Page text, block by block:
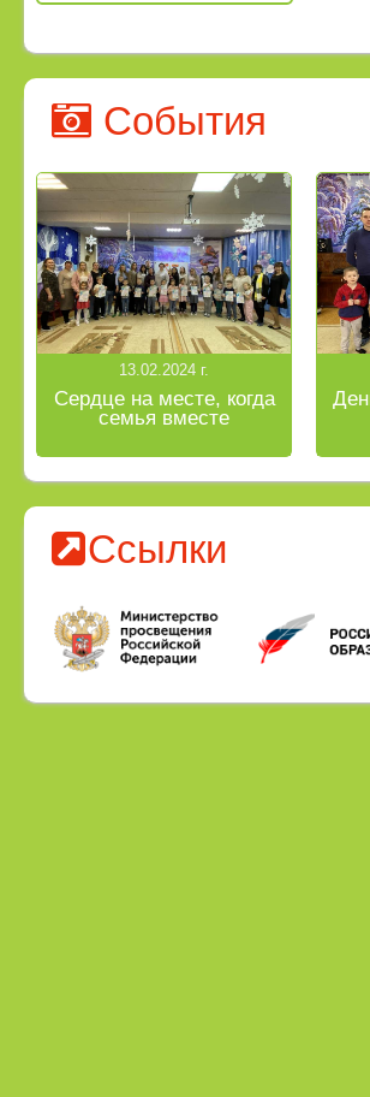
События
13.02.2024 г.
Сердце на месте, когда
семья вместе
Ссылки